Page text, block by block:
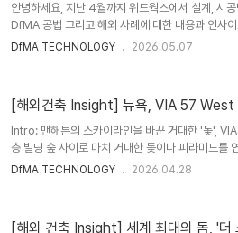
안녕하세요, 지난 4월까지 위드웍스에서 설계, 시
DfMA 공법 그리고 해외 사례에 대한 내용과 인사
(유리, 금속, 목재...)로 세분화하여 해외 사례들을
혁신적인 기술로 완성된 걸작 중에 걸작입니다. ■
Foster + Partners / Buro Happold공사 기간
DfMA TECHNOLOGY 2026.05.07
[해외건축 Insight] 뉴욕, VIA 57 West
Intro: 맨해튼의 스카이라인을 바꾼 거대한 '돛',
층 빌딩 숲 사이로 마치 거대한 돛이나 피라미드를
로잡습니다. 바로 세계적인 건축 그룹
DfMA TECHNOLOGY 2026.04.28
[해외 건축 Insight] 세계 최대의 돔, '